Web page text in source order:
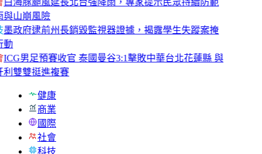
白海豚颱風延長北台強降雨，專家提示民眾持續防範
與山崩風險
墨政府逮前州長銷毀監視器證據，揭露學生失蹤案掩
動
ICG男足預賽收官 泰國曼谷3:1擊敗中華台北花蓮縣 與
利雙雙挺進複賽
健康
商業
國際
社會
科技